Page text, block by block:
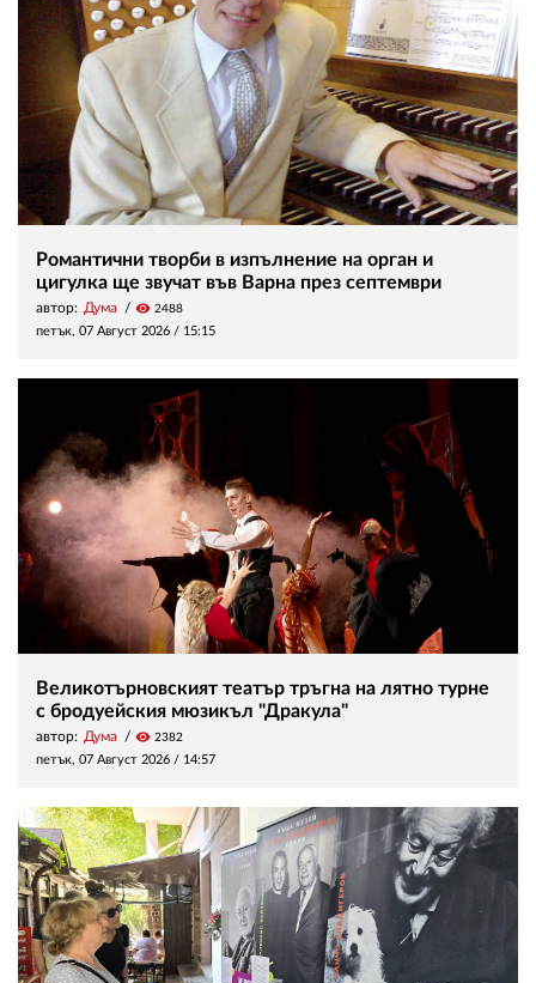
Романтични творби в изпълнение на орган и
цигулка ще звучат във Варна през септември
автор: Дума visibility 2488
петък, 07 Август 2026 / 15:15
Великотърновският театър тръгна на лятно турне
с бродуейския мюзикъл "Дракула"
автор: Дума visibility 2382
петък, 07 Август 2026 / 14:57